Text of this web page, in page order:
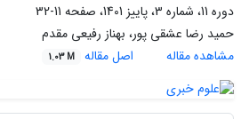
دوره 11، شماره 3، پاییز 1401، صفحه
11-32
حمید رضا عشقی پور، بهناز رفیعی مقدم
مشاهده مقاله
اصل مقاله 1.03 M